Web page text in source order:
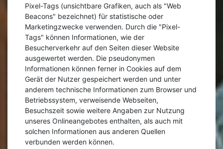
Pixel-Tags (unsichtbare Grafiken, auch als "Web
Beacons" bezeichnet) für statistische oder
Marketingzwecke verwenden. Durch die "Pixel-
Tags" können Informationen, wie der
Besucherverkehr auf den Seiten dieser Website
ausgewertet werden. Die pseudonymen
Informationen können ferner in Cookies auf dem
Gerät der Nutzer gespeichert werden und unter
anderem technische Informationen zum Browser und
Betriebssystem, verweisende Webseiten,
Besuchszeit sowie weitere Angaben zur Nutzung
unseres Onlineangebotes enthalten, als auch mit
solchen Informationen aus anderen Quellen
verbunden werden können.